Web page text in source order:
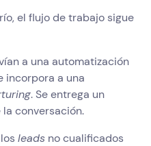
el flujo de trabajo sigue
a una automatización
incorpora a una
. Se entrega un
conversación.
leads no cualificados